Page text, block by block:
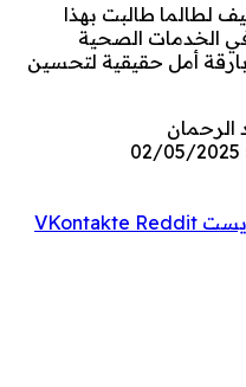
لطالما طالبت بهذا
الخدمات الصحية
أمل حقيقية لتحسين
الرحمان